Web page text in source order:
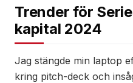
Trender för
kapital 2024
Jag stängde min laptop
kring pitch-deck och